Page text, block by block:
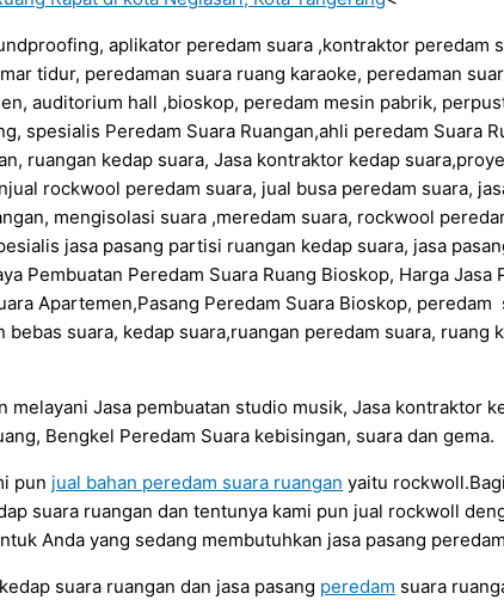
aplikator peredam suara ,kontraktor peredam
tidur, peredaman suara ruang karaoke, peredaman
auditorium hall ,bioskop, peredam mesin pabrik,
Peredam Suara Ruangan,ahli peredam Suara
ruangan kedap suara, Jasa kontraktor kedap
rockwool peredam suara, jual busa peredam suara,
mengisolasi suara ,meredam suara, rockwool
jasa pasang partisi ruangan kedap suara, jasa
Pembuatan Peredam Suara Ruang Bioskop, Harga Jasa
Apartemen,Pasang Peredam Suara Bioskop,
suara, kedap suara,ruangan peredam suara, ruang
Jasa pembuatan studio musik, Jasa kontraktor
Bengkel Peredam Suara kebisingan, suara dan gema.
pun jual bahan peredam suara ruangan yaitu
suara ruangan dan tentunya kami pun jual rockwoll
Anda yang sedang membutuhkan jasa pasang
suara ruangan dan jasa pasang peredam suara